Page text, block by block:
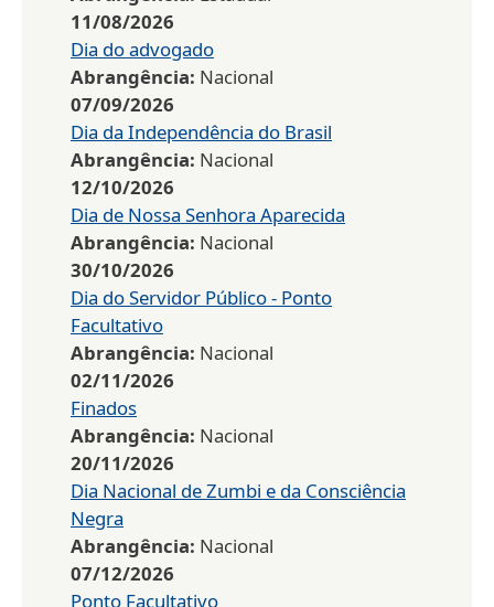
11/08/2026
Dia do advogado
Abrangência: Nacional
07/09/2026
Dia da Independência do Brasil
Abrangência: Nacional
12/10/2026
Dia de Nossa Senhora Aparecida
Abrangência: Nacional
30/10/2026
Dia do Servidor Público - Ponto
Facultativo
Abrangência: Nacional
02/11/2026
Finados
Abrangência: Nacional
20/11/2026
Dia Nacional de Zumbi e da Consciência
Negra
Abrangência: Nacional
07/12/2026
Ponto Facultativo